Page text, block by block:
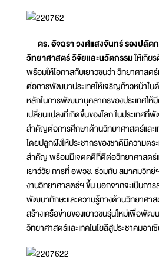
ดร. อัจฉรา วงศ์แสงจันทร์ รองปลัด
วิทยาศาสตร์ วิจัยและนวัตกรรมให้เกีย
พร้อมให้โอกาสกับเยาวชนว่า วิทยาศาส
ต่อการพัฒนาประเทศให้เจริญก้าวหน้าใน
หลักในการพัฒนาบุคลากรของประเทศใ
เปลี่ยนแปลงที่เกิดขึ้นของโลก ในประเทศที่
สำคัญต่อการศึกษาด้านวิทยาศาสตร์และเ
โดยปลูกฝังให้ประชากรของชาติมีความตร
สำคัญ พร้อมมีเจตคติที่ดีต่อวิทยาศาสตร์แ
เยาว์วัย การที่ อพวช. ร่วมกับ สมาคมวิทย์
งานวิทยาศาสตร์ฯ ขึ้น นอกจากจะเป็นการ
พัฒนาทักษะและความรู้ทางด้านวิทยาศาส
สร้างเครือข่ายของเยาวชนรุ่นใหม่เพื่อพัฒ
วิทยาศาสตร์และเทคโนโยลีสู่ประชาคมอาเ